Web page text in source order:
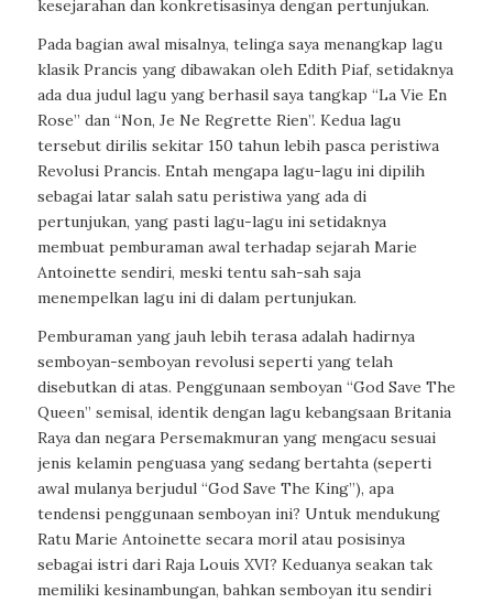
kesejarahan dan konkretisasinya dengan pertunjukan.
Pada bagian awal misalnya, telinga saya menangkap lagu
klasik Prancis yang dibawakan oleh Edith Piaf, setidaknya
ada dua judul lagu yang berhasil saya tangkap “La Vie En
Rose” dan “Non, Je Ne Regrette Rien”. Kedua lagu
tersebut dirilis sekitar 150 tahun lebih pasca peristiwa
Revolusi Prancis. Entah mengapa lagu-lagu ini dipilih
sebagai latar salah satu peristiwa yang ada di
pertunjukan, yang pasti lagu-lagu ini setidaknya
membuat pemburaman awal terhadap sejarah Marie
Antoinette sendiri, meski tentu sah-sah saja
menempelkan lagu ini di dalam pertunjukan.
Pemburaman yang jauh lebih terasa adalah hadirnya
semboyan-semboyan revolusi seperti yang telah
disebutkan di atas. Penggunaan semboyan “God Save The
Queen” semisal, identik dengan lagu kebangsaan Britania
Raya dan negara Persemakmuran yang mengacu sesuai
jenis kelamin penguasa yang sedang bertahta (seperti
awal mulanya berjudul “God Save The King”), apa
tendensi penggunaan semboyan ini? Untuk mendukung
Ratu Marie Antoinette secara moril atau posisinya
sebagai istri dari Raja Louis XVI? Keduanya seakan tak
memiliki kesinambungan, bahkan semboyan itu sendiri